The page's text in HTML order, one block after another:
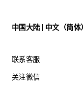
中国大陆 | 中文（简体）
联系客服
关注微信